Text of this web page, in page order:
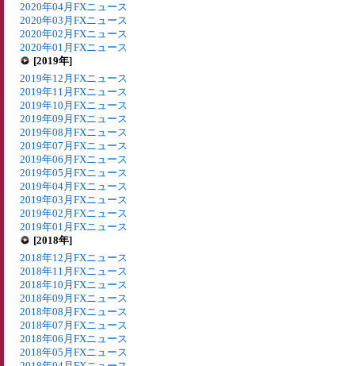
2020年04月FXニュース
2020年03月FXニュース
2020年02月FXニュース
2020年01月FXニュース
[2019年]
2019年12月FXニュース
2019年11月FXニュース
2019年10月FXニュース
2019年09月FXニュース
2019年08月FXニュース
2019年07月FXニュース
2019年06月FXニュース
2019年05月FXニュース
2019年04月FXニュース
2019年03月FXニュース
2019年02月FXニュース
2019年01月FXニュース
[2018年]
2018年12月FXニュース
2018年11月FXニュース
2018年10月FXニュース
2018年09月FXニュース
2018年08月FXニュース
2018年07月FXニュース
2018年06月FXニュース
2018年05月FXニュース